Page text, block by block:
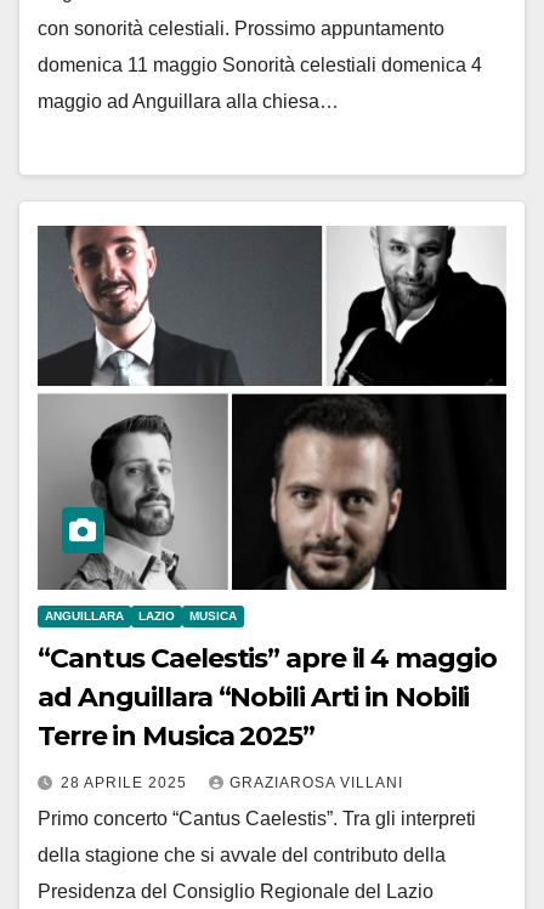
con sonorità celestiali. Prossimo appuntamento
domenica 11 maggio Sonorità celestiali domenica 4
maggio ad Anguillara alla chiesa…
ANGUILLARA LAZIO MUSICA
“Cantus Caelestis” apre il 4 maggio
ad Anguillara “Nobili Arti in Nobili
Terre in Musica 2025”
28 APRILE 2025 GRAZIAROSA VILLANI
Primo concerto “Cantus Caelestis”. Tra gli interpreti
della stagione che si avvale del contributo della
Presidenza del Consiglio Regionale del Lazio